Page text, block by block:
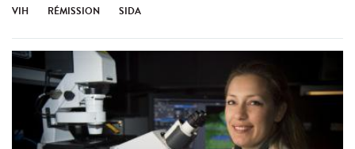
VIH RÉMISSION SIDA